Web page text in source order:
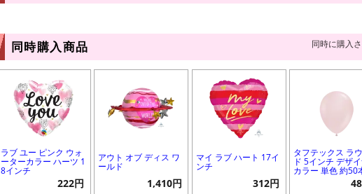
同時購入商品 同時に購入
ラブ ユー ピンク ウォ
ーターカラー ハーツ 1
8インチ
222円
アウト オブ ディス ワ
ールド
1,410円
マイ ラブ ハート 17イ
ンチ
312円
タフテックス ラ
ド 5インチ デザ
カラー 単色 約50